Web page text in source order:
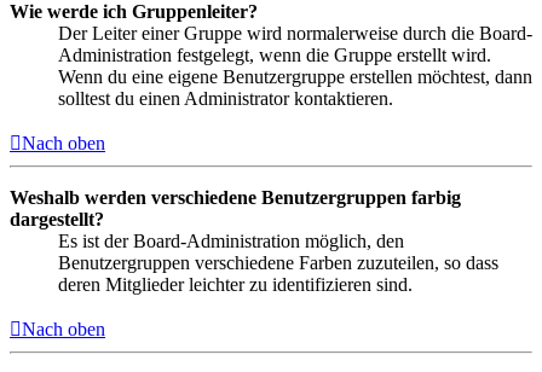
Wie werde ich Gruppenleiter?
Der Leiter einer Gruppe wird normalerweise durch die Board-
Administration festgelegt, wenn die Gruppe erstellt wird.
Wenn du eine eigene Benutzergruppe erstellen möchtest, dann
solltest du einen Administrator kontaktieren.
Nach oben
Weshalb werden verschiedene Benutzergruppen farbig
dargestellt?
Es ist der Board-Administration möglich, den
Benutzergruppen verschiedene Farben zuzuteilen, so dass
deren Mitglieder leichter zu identifizieren sind.
Nach oben